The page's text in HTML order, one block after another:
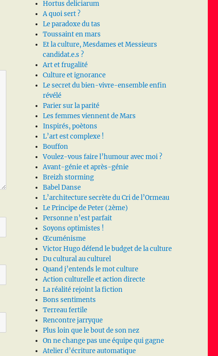
Hortus deliciarum
A quoi sert ?
Le paradoxe du tas
Toussaint en mars
Et la culture, Mesdames et Messieurs
candidat.e.s ?
Art et frugalité
Culture et ignorance
Le secret du bien-vivre-ensemble enfin
révélé
Parier sur la parité
Les femmes viennent de Mars
Inspirés, poètons
L’art est complexe !
Bouffon
Voulez-vous faire l’humour avec moi ?
Avant-génie et après-génie
Breizh storming
Babel Danse
L’architecture secrète du Cri de l’Ormeau
Le Principe de Peter (2ème)
Personne n’est parfait
Soyons optimistes !
Œcuménisme
Victor Hugo défend le budget de la culture
Du cultural au culturel
Quand j’entends le mot culture
Action culturelle et action directe
La réalité rejoint la fiction
Bons sentiments
Terreau fertile
Rencontre jarryque
Plus loin que le bout de son nez
On ne change pas une équipe qui gagne
Atelier d’écriture automatique